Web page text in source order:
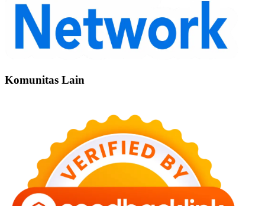
Komunitas Lain